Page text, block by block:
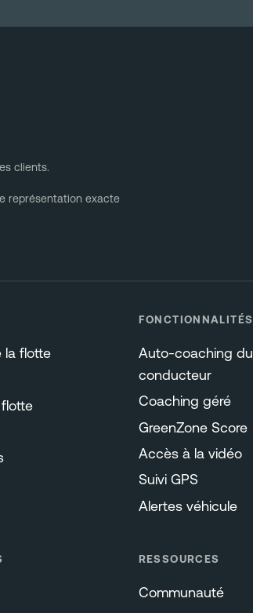
clients.
représentation exacte
la flotte
FONCTIONNALITÉS
Auto-coaching du
conducteur
Coaching géré
GreenZone Score
Accès à la vidéo
Suivi GPS
Alertes véhicule
RESSOURCES
Communauté